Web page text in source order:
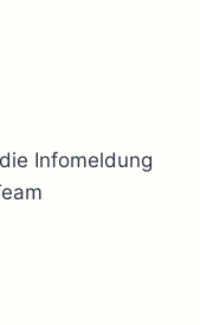
Infomeldung